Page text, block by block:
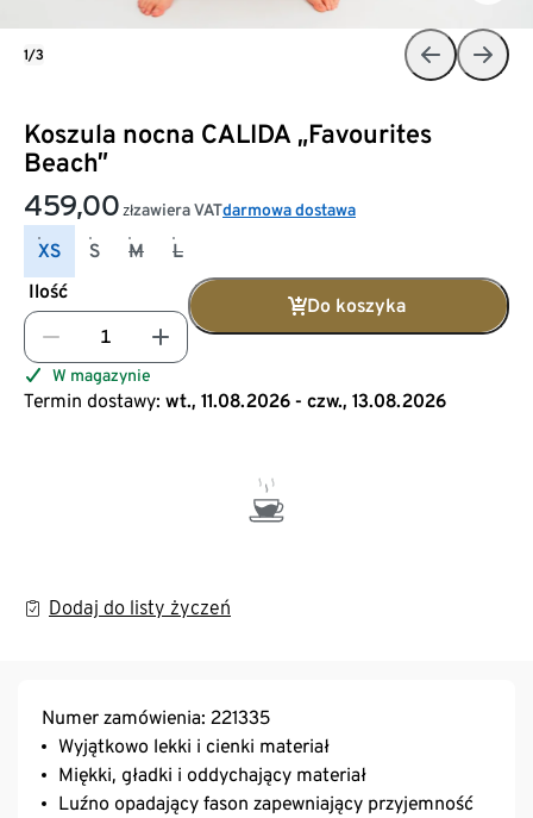
Koszula nocna CALIDA „Favourites
Beach”
459,00 złzawiera VATdarmowa dostawa
XS S M
L
Ilość
Do koszyka
W magazynie
Termin dostawy: wt., 11.08.2026 - czw., 13.08.2026
Dodaj do listy życzeń
1/3
Numer zamówienia: 221335
Wyjątkowo lekki i cienki materiał
Miękki, gładki i oddychający materiał
Luźno opadający fason zapewniający przyjemność